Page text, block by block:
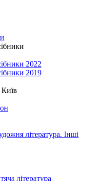
2022
2019
література. Інші
література